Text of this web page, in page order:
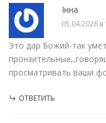
Інна
05.04.2026 в
Это дар Божий-так
просматривать ваши
ОТВЕТИТЬ